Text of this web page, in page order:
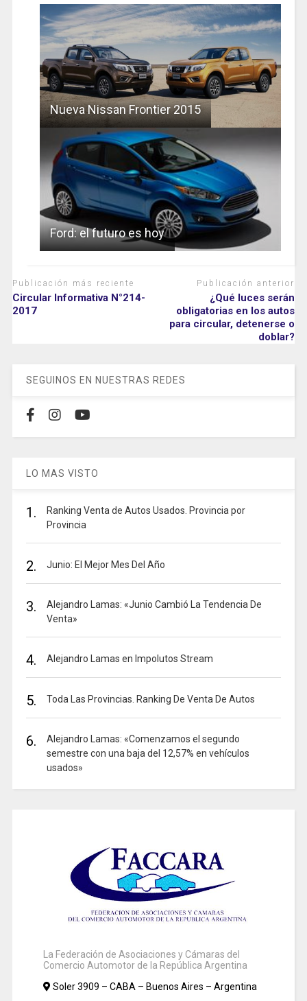
Nueva Nissan Frontier 2015
Ford: el futuro es hoy
Publicación más reciente
Circular Informativa N°214-
2017
Publicación anterior
¿Qué luces serán
obligatorias en los autos
para circular, detenerse o
doblar?
SEGUINOS EN NUESTRAS REDES
LO MAS VISTO
1.
Ranking Venta de Autos Usados. Provincia por
Provincia
2. Junio: El Mejor Mes Del Año
3.
Alejandro Lamas: «Junio Cambió La Tendencia De
Venta»
4. Alejandro Lamas en Impolutos Stream
5. Toda Las Provincias. Ranking De Venta De Autos
6.
Alejandro Lamas: «Comenzamos el segundo
semestre con una baja del 12,57% en vehículos
usados»
La Federación de Asociaciones y Cámaras del
Comercio Automotor de la República Argentina
Soler 3909 – CABA – Buenos Aires – Argentina